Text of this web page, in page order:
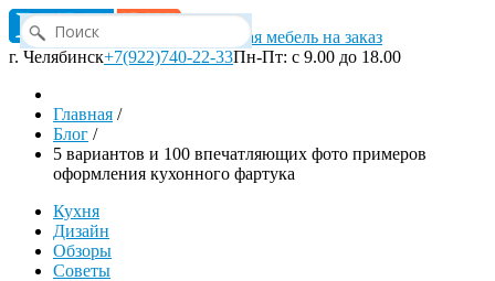
Корпусная мебель на заказ
г. Челябинск+7(922)740-22-33Пн-Пт: с 9.00 до 18.00
Главная /
Блог /
5 вариантов и 100 впечатляющих фото примеров
оформления кухонного фартука
Кухня
Дизайн
Обзоры
Советы